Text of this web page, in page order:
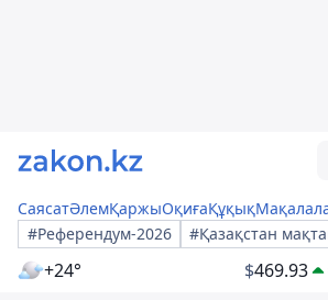
СаясатӘлемҚаржыОқиғаҚұқық
#Референдум-2026
#Қазақстан
+24° $469.93